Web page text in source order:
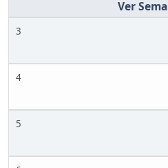
3
4
5